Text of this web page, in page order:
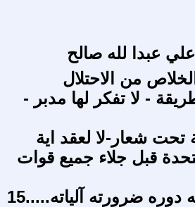
عبدا لله صالح
من الاحتلال
- لا تفكر لها مدبر -
شعار-لا لعقد اية
قبل جلاء جميع قوات
ضرورته آلياته.....15